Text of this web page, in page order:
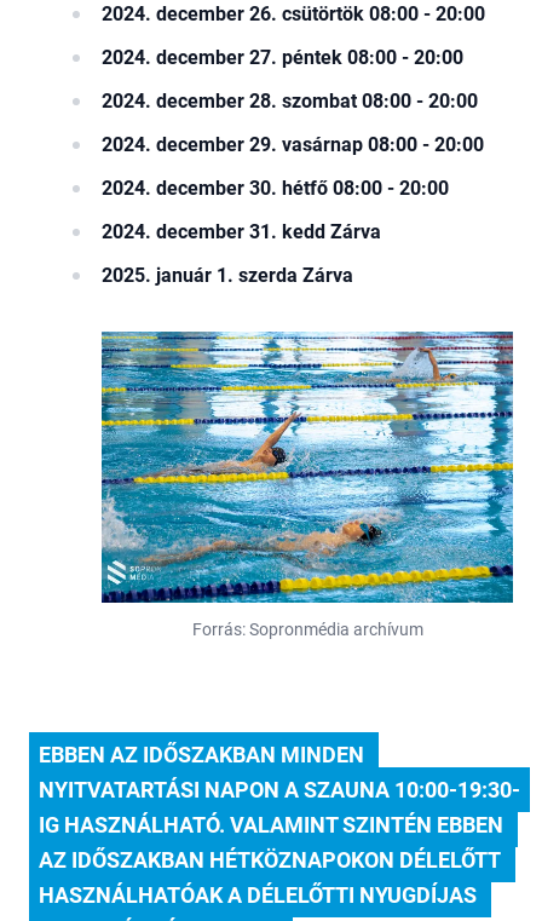
2024. december 26. csütörtök 08:00 - 20:00
2024. december 27. péntek 08:00 - 20:00
2024. december 28. szombat 08:00 - 20:00
2024. december 29. vasárnap 08:00 - 20:00
2024. december 30. hétfő 08:00 - 20:00
2024. december 31. kedd Zárva
2025. január 1. szerda Zárva
Forrás: Sopronmédia archívum
EBBEN AZ IDŐSZAKBAN MINDEN
NYITVATARTÁSI NAPON A SZAUNA 10:00-19:30-
IG HASZNÁLHATÓ. VALAMINT SZINTÉN EBBEN
AZ IDŐSZAKBAN HÉTKÖZNAPOKON DÉLELŐTT
HASZNÁLHATÓAK A DÉLELŐTTI NYUGDÍJAS